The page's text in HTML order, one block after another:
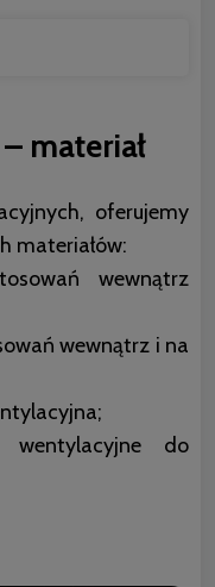
materiał
oferujemy
materiałów:
wewnątrz
wewnątrz i na
do